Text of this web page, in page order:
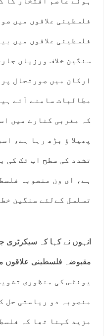
فلسطینی علاقوں میں
فلسطینی علاقوں میں
سنگین خلاف ورزیاں
ارکان میں صورتحال
مطالبات سامنے آئے
کہ مغربی کنارے میں
پھیلا ﺅ بڑھ رہا ہے،
تشدد کی سطح اب تک کی
ہے، ای ون منصوبہ
تسلسل کےلئے سنگین
انہوں نے کہا کہ
یونٹس کی منظوری
منصوبہ دو ریاستی حل
مزید کہنا تھا کہ